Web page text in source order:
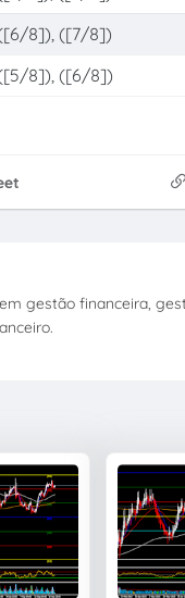
8]), ([7/8])
8]), ([6/8])
gestão financeira,